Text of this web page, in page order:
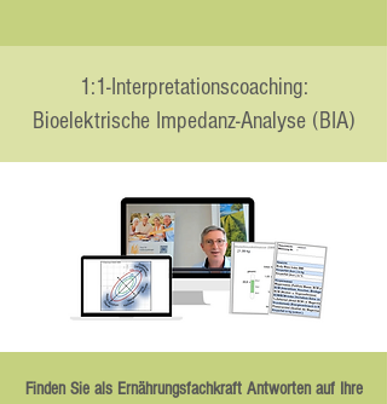
1:1-Interpretationscoaching:
Bioelektrische Impedanz-Analyse (BIA)
Finden Sie als Ernährungsfachkraft Antworten auf Ihre